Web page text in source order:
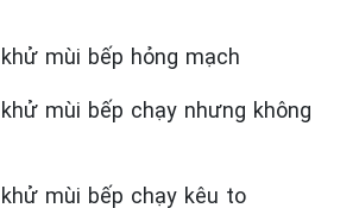
mùi bếp hỏng mạch
mùi bếp chạy nhưng không
mùi bếp chạy kêu to